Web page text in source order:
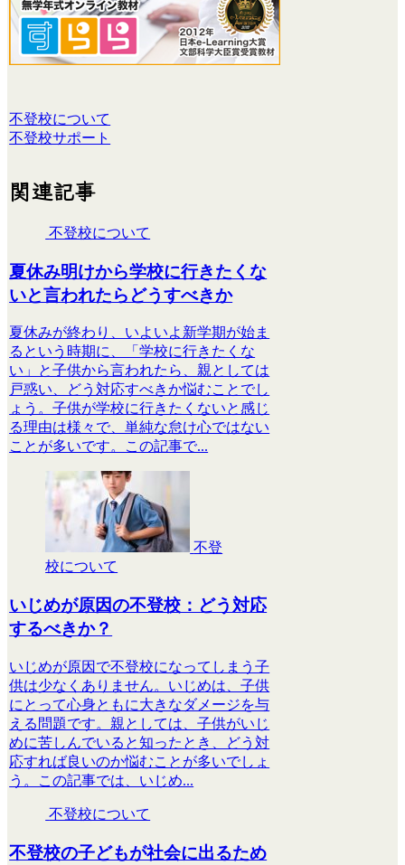
不登校について
不登校サポート
関連記事
不登校について
夏休み明けから学校に行きたくな
いと言われたらどうすべきか
夏休みが終わり、いよいよ新学期が始ま
るという時期に、「学校に行きたくな
い」と子供から言われたら、親としては
戸惑い、どう対応すべきか悩むことでし
ょう。子供が学校に行きたくないと感じ
る理由は様々で、単純な怠け心ではない
ことが多いです。この記事で...
不登
校について
いじめが原因の不登校：どう対応
するべきか？
いじめが原因で不登校になってしまう子
供は少なくありません。いじめは、子供
にとって心身ともに大きなダメージを与
える問題です。親としては、子供がいじ
めに苦しんでいると知ったとき、どう対
応すれば良いのか悩むことが多いでしょ
う。この記事では、いじめ...
不登校について
不登校の子どもが社会に出るため